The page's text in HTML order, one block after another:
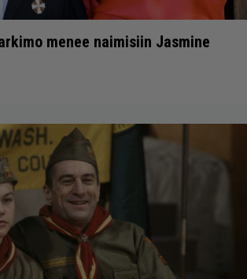
menee naimisiin Jasmine